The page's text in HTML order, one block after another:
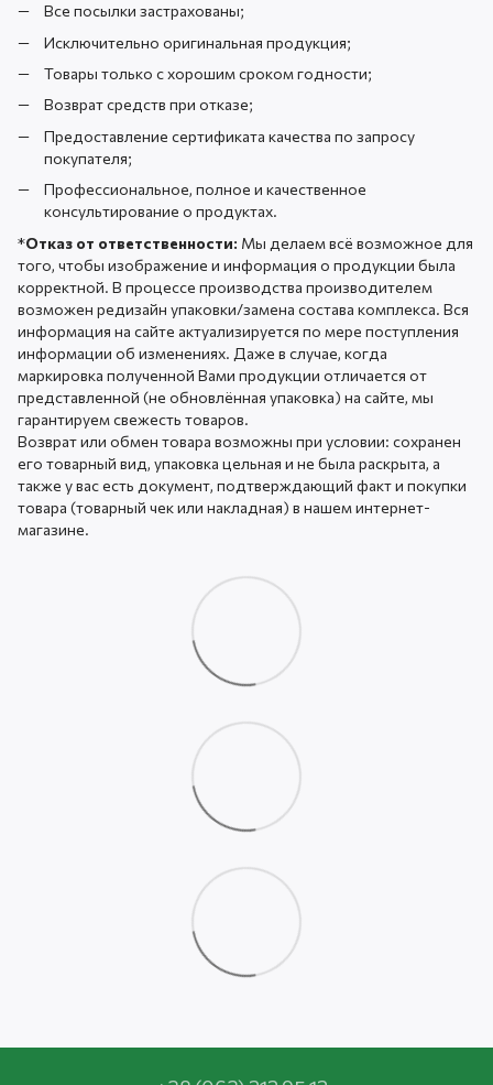
Все посылки застрахованы;
Исключительно оригинальная продукция;
Товары только с хорошим сроком годности;
Возврат средств при отказе;
Предоставление сертификата качества по запросу
покупателя;
Профессиональное, полное и качественное
консультирование о продуктах.
*Отказ от ответственности: Мы делаем всё возможное для
того, чтобы изображение и информация о продукции была
корректной. В процессе производства производителем
возможен редизайн упаковки/замена состава комплекса. Вся
информация на сайте актуализируется по мере поступления
информации об изменениях. Даже в случае, когда
маркировка полученной Вами продукции отличается от
представленной (не обновлённая упаковка) на сайте, мы
гарантируем свежесть товаров.
Возврат или обмен товара возможны при условии: сохранен
его товарный вид, упаковка цельная и не была раскрыта, а
также у вас есть документ, подтверждающий факт и покупки
товара (товарный чек или накладная) в нашем интернет-
магазине.